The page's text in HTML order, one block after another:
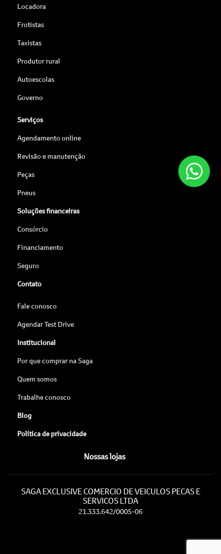
Locadora
Frotistas
Taxistas
Produtor rural
Autoescolas
Governo
Serviços
Agendamento online
Revisão e manutenção
Peças
Pneus
Soluções financeiras
Consórcio
Financiamento
Seguro
Contato
Fale conosco
Agendar Test Drive
Institucional
Por que comprar na Saga
Quem somos
Trabalhe conosco
Blog
Política de privacidade
Nossas lojas
SAGA EXCLUSIVE COMERCIO DE VEICULOS PECAS E
SERVICOS LTDA
21.333.642/0005-06